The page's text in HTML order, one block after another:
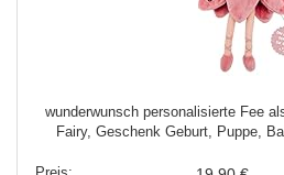
wunderwunsch personalisierte Fee
Fairy, Geschenk Geburt, Puppe,